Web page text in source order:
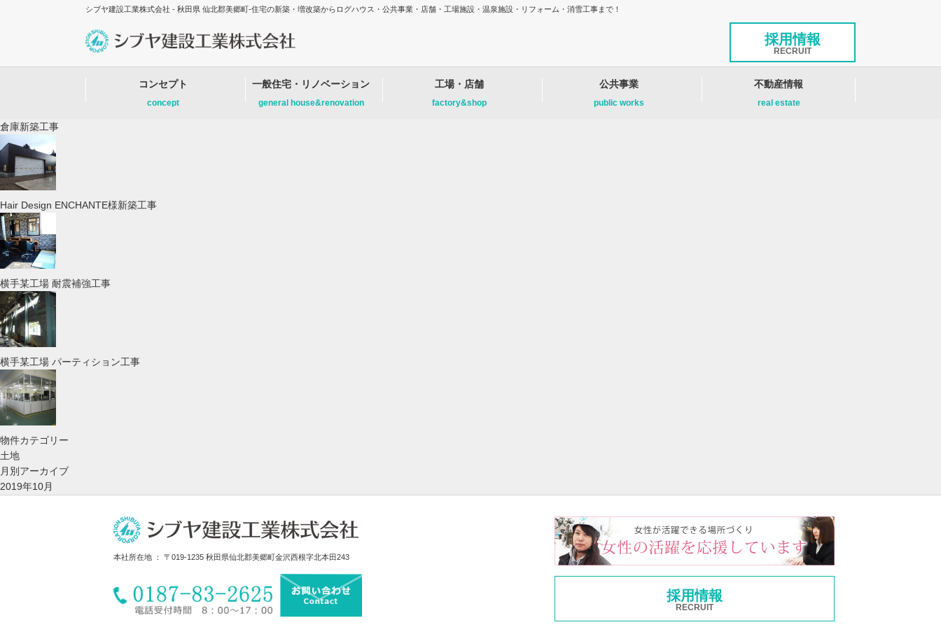
シブヤ建設工業株式会社 - 秋田県 仙北郡美郷町-住宅の新築・増改築からログハウス・公共事業・店舗・工場施設・温泉施設・リフォーム・消雪工事まで！
採用情報
RECRUIT
コンセプト
concept
一般住宅・リノベーション
general house&renovation
工場・店舗
factory&shop
公共事業
public works
不動産情報
real estate
倉庫新築工事
Hair Design ENCHANTE様新築工事
横手某工場 耐震補強工事
横手某工場 パーティション工事
物件カテゴリー
土地
月別アーカイブ
2019年10月
本社所在地 ： 〒019-1235秋田県仙北郡美郷町金沢西根字北本田243
採用情報
RECRUIT